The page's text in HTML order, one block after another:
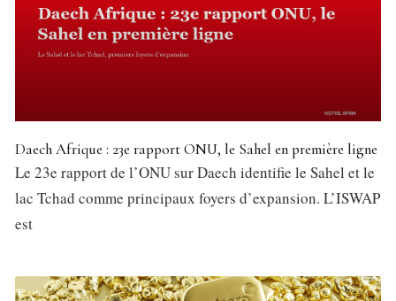
Daech Afrique : 23e rapport ONU, le Sahel en première ligne
Le 23e rapport de l’ONU sur Daech identifie le Sahel et le
lac Tchad comme principaux foyers d’expansion. L’ISWAP
est